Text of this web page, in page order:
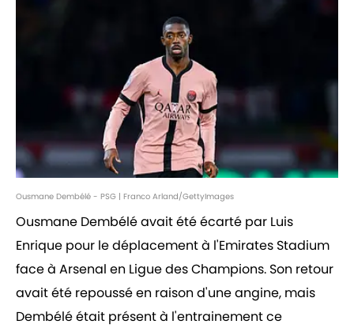
Ousmane Dembélé - PSG | Franco Arland/GettyImages
Ousmane Dembélé avait été écarté par Luis
Enrique pour le déplacement à l'Emirates Stadium
face à Arsenal en Ligue des Champions. Son retour
avait été repoussé en raison d'une angine, mais
Dembélé était présent à l'entrainement ce